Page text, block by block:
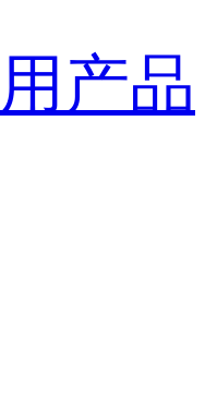
产品